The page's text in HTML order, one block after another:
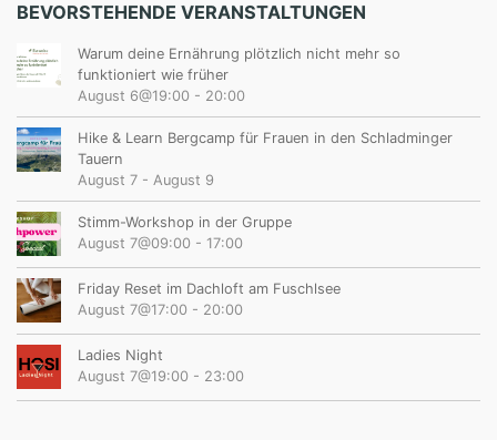
BEVORSTEHENDE VERANSTALTUNGEN
Warum deine Ernährung plötzlich nicht mehr so
funktioniert wie früher
August 6@19:00 - 20:00
Hike & Learn Bergcamp für Frauen in den Schladminger
Tauern
August 7 - August 9
Stimm-Workshop in der Gruppe
August 7@09:00 - 17:00
Friday Reset im Dachloft am Fuschlsee
August 7@17:00 - 20:00
Ladies Night
August 7@19:00 - 23:00